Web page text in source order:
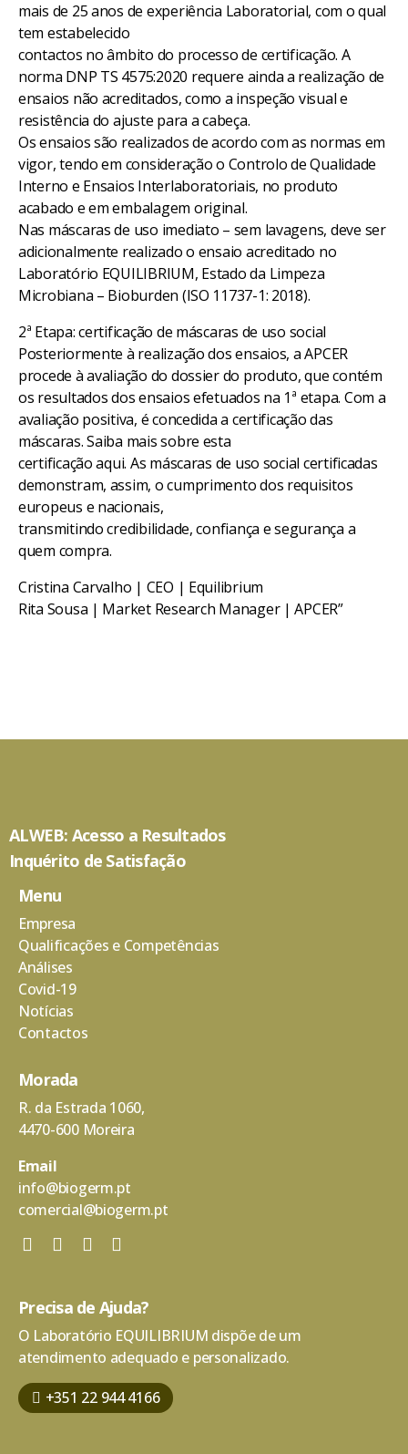
mais de 25 anos de experiência Laboratorial, com o qual
tem estabelecido
contactos no âmbito do processo de certificação. A
norma DNP TS 4575:2020 requere ainda a realização de
ensaios não acreditados, como a inspeção visual e
resistência do ajuste para a cabeça.
Os ensaios são realizados de acordo com as normas em
vigor, tendo em consideração o Controlo de Qualidade
Interno e Ensaios Interlaboratoriais, no produto
acabado e em embalagem original.
Nas máscaras de uso imediato – sem lavagens, deve ser
adicionalmente realizado o ensaio acreditado no
Laboratório EQUILIBRIUM, Estado da Limpeza
Microbiana – Bioburden (ISO 11737-1: 2018).
2ª Etapa: certificação de máscaras de uso social
Posteriormente à realização dos ensaios, a APCER
procede à avaliação do dossier do produto, que contém
os resultados dos ensaios efetuados na 1ª etapa. Com a
avaliação positiva, é concedida a certificação das
máscaras. Saiba mais sobre esta
certificação aqui. As máscaras de uso social certificadas
demonstram, assim, o cumprimento dos requisitos
europeus e nacionais,
transmitindo credibilidade, confiança e segurança a
quem compra.
Cristina Carvalho | CEO | Equilibrium
Rita Sousa | Market Research Manager | APCER”
ALWEB: Acesso a Resultados
Inquérito de Satisfação
Menu
Empresa
Qualificações e Competências
Análises
Covid-19
Notícias
Contactos
Morada
R. da Estrada 1060,
4470-600 Moreira
Email
info@biogerm.pt
comercial@biogerm.pt
Precisa de Ajuda?
O Laboratório EQUILIBRIUM dispõe de um
atendimento adequado e personalizado.
+351 22 944 4166